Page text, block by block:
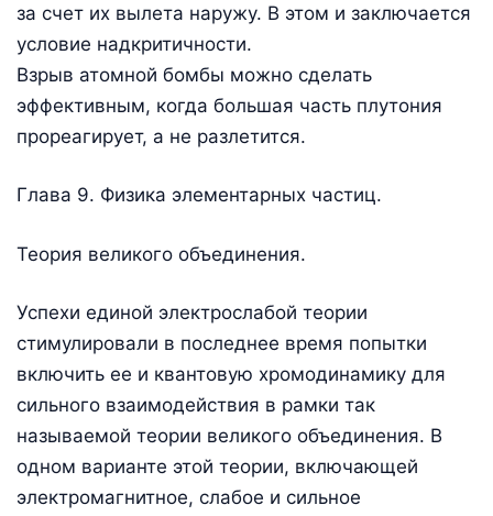
за счет их вылета наружу. В этом и заключается
условие надкритичности.
Взрыв атомной бомбы можно сделать
эффективным, когда большая часть плутония
прореагирует, а не разлетится.
Глава 9. Физика элементарных частиц.
Теория великого объединения.
Успехи единой электрослабой теории
стимулировали в последнее время попытки
включить ее и квантовую хромодинамику для
сильного взаимодействия в рамки так
называемой теории великого объединения. В
одном варианте этой теории, включающей
электромагнитное, слабое и сильное